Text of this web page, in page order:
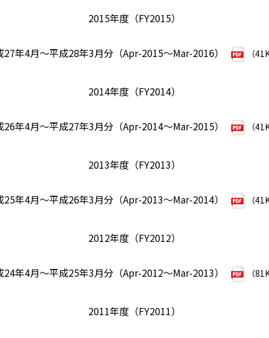
2015年度（FY2015）
27年4月～平成28年3月分（Apr-2015～Mar-2016） （
2014年度（FY2014）
26年4月～平成27年3月分（Apr-2014～Mar-2015） （
2013年度（FY2013）
25年4月～平成26年3月分（Apr-2013～Mar-2014） （
2012年度（FY2012）
24年4月～平成25年3月分（Apr-2012～Mar-2013） （
2011年度（FY2011）